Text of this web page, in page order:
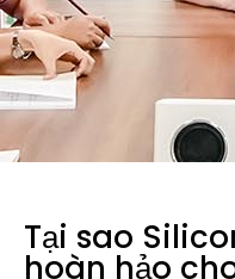
Tại sao
hoàn hảo